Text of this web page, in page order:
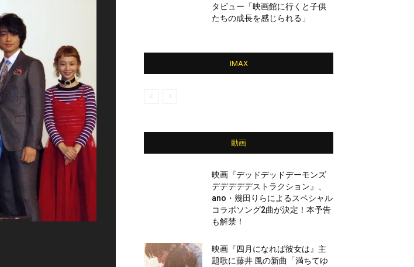
タビュー「映画館に行くと子供
たちの成長を感じられる」
IMAX
動画
映画『デッドデッドデーモンズ
デデデデデストラクション』、
ano・幾田りらによるスペシャル
コラボソング2曲が決定！本予告
も解禁！
映画『四月になれば彼女は』主
題歌に藤井 風の新曲「満ちてゆ